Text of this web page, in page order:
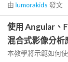
由 lumorakids 發文
使用 Angular、
混合式影像分析
本教學將示範如何